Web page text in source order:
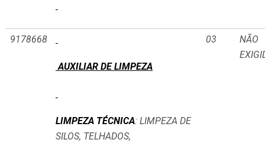
9178668
AUXILIAR DE LIMPEZA
LIMPEZA TÉCNICA: LIMPEZA DE
SILOS, TELHADOS,
03
NÃO